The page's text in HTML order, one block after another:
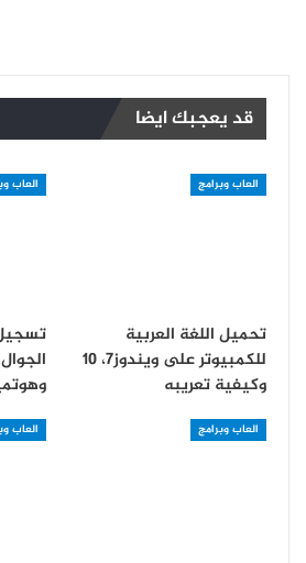
قد يعجبك ايضا
العاب وبرامج
تحميل اللغة العربية
للكمبيوتر على ويندوز7، 10
وكيفية تعريبه
العاب
العاب وبرامج العاب